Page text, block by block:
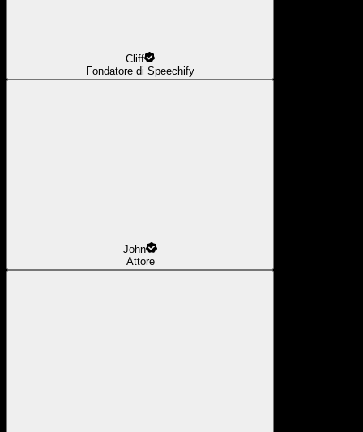
Cliff
Fondatore di Speechify
John
Attore